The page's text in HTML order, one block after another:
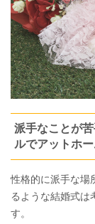
派手なことが
ルでアットホ
性格的に派手な場
るような結婚式は
す。